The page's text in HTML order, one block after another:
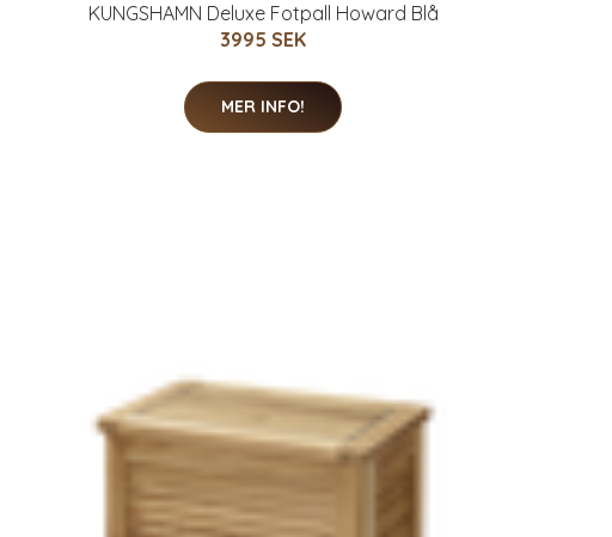
KUNGSHAMN Deluxe Fotpall Howard Blå
3995 SEK
MER INFO!